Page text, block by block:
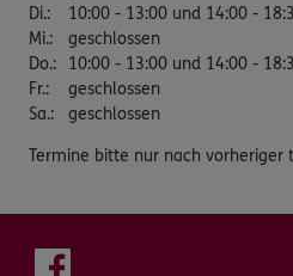
Di.:
10:00 - 13:00 und 14:00 -
Mi.:
geschlossen
Do.:
10:00 - 13:00 und 14:00 -
Fr.:
geschlossen
Sa.: geschlossen
Termine bitte nur nach vorheriger